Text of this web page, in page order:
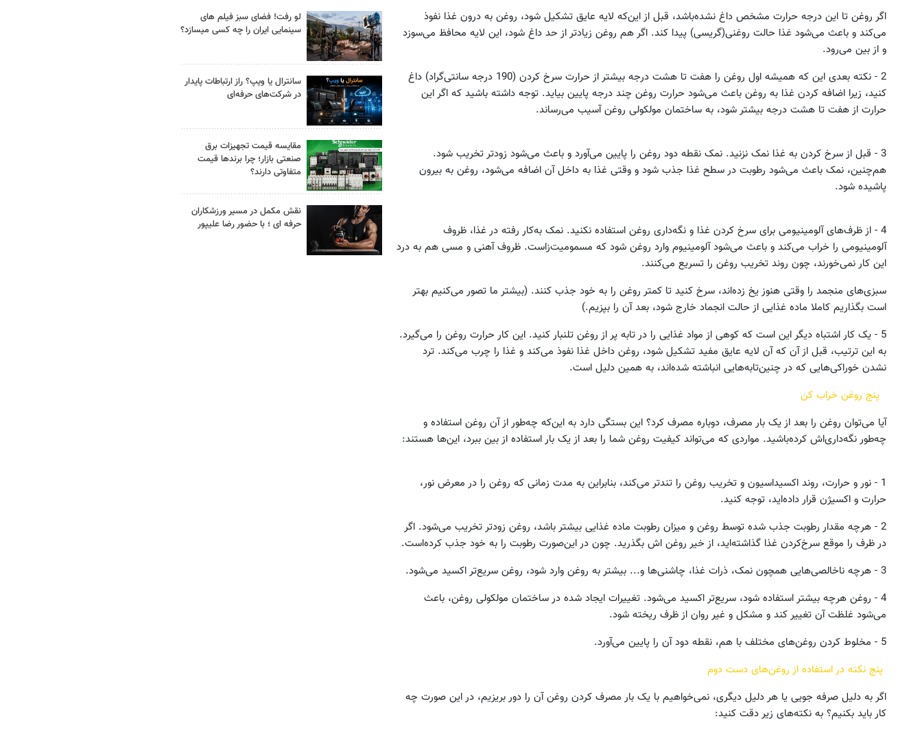
اگر روغن تا این درجه حرارت مشخص داغ نشده‌باشد، قبل از این‌که لایه عایق تشکیل شود، روغن به درون غذا نفوذ
می‌کند و باعث می‌شود غذا حالت روغنی(گریسی) پیدا کند. اگر هم روغن زیادتر از حد داغ شود، این لایه محافظ می‌سوزد
و از بین می‌رود.
2 - نکته بعدی این که همیشه اول روغن را هفت تا هشت درجه بیشتر از حرارت سرخ کردن (190 درجه سانتی‌گراد) داغ
کنید، زیرا اضافه کردن غذا به روغن باعث می‌شود حرارت روغن چند درجه پایین بیاید. توجه داشته باشید که اگر این
حرارت از هفت تا هشت درجه بیشتر شود، به ساختمان مولکولی روغن آسیب می‌رساند.
3 - قبل از سرخ کردن به غذا نمک نزنید. نمک نقطه دود روغن را پایین می‌آورد و باعث می‌شود زودتر تخریب شود.
هم‌چنین، نمک باعث می‌شود رطوبت در سطح غذا جذب شود و وقتی غذا به داخل آن اضافه می‌شود، روغن به بیرون
پاشیده شود.
4 - از ظرف‌های آلومینیومی برای سرخ کردن غذا و نگه‌داری روغن استفاده نکنید. نمک به‌کار رفته در غذا، ظروف
آلومینیومی را خراب می‌کند و باعث می‌شود آلومینیوم وارد روغن شود که مسمومیت‌زاست. ظروف آهنی و مسی هم به درد
این کار نمی‌خورند، چون روند تخریب روغن را تسریع می‌کنند.
سبزی‌های منجمد را وقتی هنوز یخ زده‌اند، سرخ کنید تا کمتر روغن را به خود جذب کنند. (بیشتر ما تصور می‌کنیم بهتر
است بگذاریم کاملا ماده غذایی از حالت انجماد خارج شود، بعد آن‌ را بپزیم.)
5 - یک کار اشتباه دیگر این است که کوهی از مواد غذایی را در تابه پر از روغن تلنبار کنید. این کار حرارت روغن را می‌گیرد.
به این ترتیب، قبل از آن که آن لایه عایق مفید تشکیل شود، روغن داخل غذا نفوذ می‌کند و غذا را چرب می‌کند. ترد
نشدن خوراکی‌هایی که در چنین‌تابه‌هایی انباشته شده‌اند، به همین دلیل است.
پنج روغن خراب کن‌
آیا می‌توان روغن را بعد از یک بار مصرف، دوباره مصرف کرد؟ این بستگی دارد به این‌که چه‌طور از آن روغن استفاده و
چه‌طور نگه‌داری‌اش کرده‌باشید. مواردی که می‌تواند کیفیت روغن شما را بعد از یک بار استفاده از بین ببرد، این‌ها هستند:
1 - نور و حرارت، روند اکسیداسیون و تخریب روغن را تندتر می‌کند، بنابراین به مدت زمانی که روغن را در معرض نور،
حرارت و اکسیژن قرار داده‌اید، توجه کنید.
2 - هرچه مقدار رطوبت جذب شده توسط روغن و میزان رطوبت ماده غذایی بیشتر باشد، روغن زودتر تخریب می‌شود. اگر
در ظرف را موقع سرخ‌کردن غذا گذاشته‌اید، از خیر روغن اش بگذرید. چون در این‌صورت رطوبت را به خود جذب کرده‌است.
3 - هرچه ناخالصی‌هایی همچون نمک، ذرات غذا، چاشنی‌ها و... بیشتر به روغن وارد شود، روغن سریع‌تر اکسید می‌شود.
4 - روغن هرچه بیشتر استفاده شود، سریع‌تر اکسید می‌شود. تغییرات ایجاد شده در ساختمان مولکولی روغن، باعث
می‌شود غلظت آن تغییر کند و مشکل‌ و غیر روان از ظرف ریخته شود.
5 - مخلوط کردن روغن‌های مختلف با هم، نقطه دود آن را پایین می‌آورد.
پنج نکته در استفاده از روغن‌های دست دوم
اگر به دلیل صرفه جویی یا هر دلیل دیگری، نمی‌خواهیم با یک بار مصرف کردن روغن آن را دور بریزیم، در این صورت چه
کار باید بکنیم؟ به نکته‌های زیر دقت کنید:
لو رفت! فضای سبز فیلم های
سینمایی ایران را چه کسی میسازد؟
سانترال یا ویپ؟ راز ارتباطات پایدار
در شرکت‌های حرفه‌ای
مقایسه قیمت تجهیزات برق
صنعتی بازار؛ چرا برندها قیمت
متفاوتی دارند؟
نقش مکمل در مسیر ورزشکاران
حرفه ای ؛ با حضور رضا علیپور